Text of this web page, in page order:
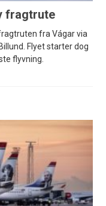
fragtrute
fra Vágar via
Flyet starter dog
flyvning.